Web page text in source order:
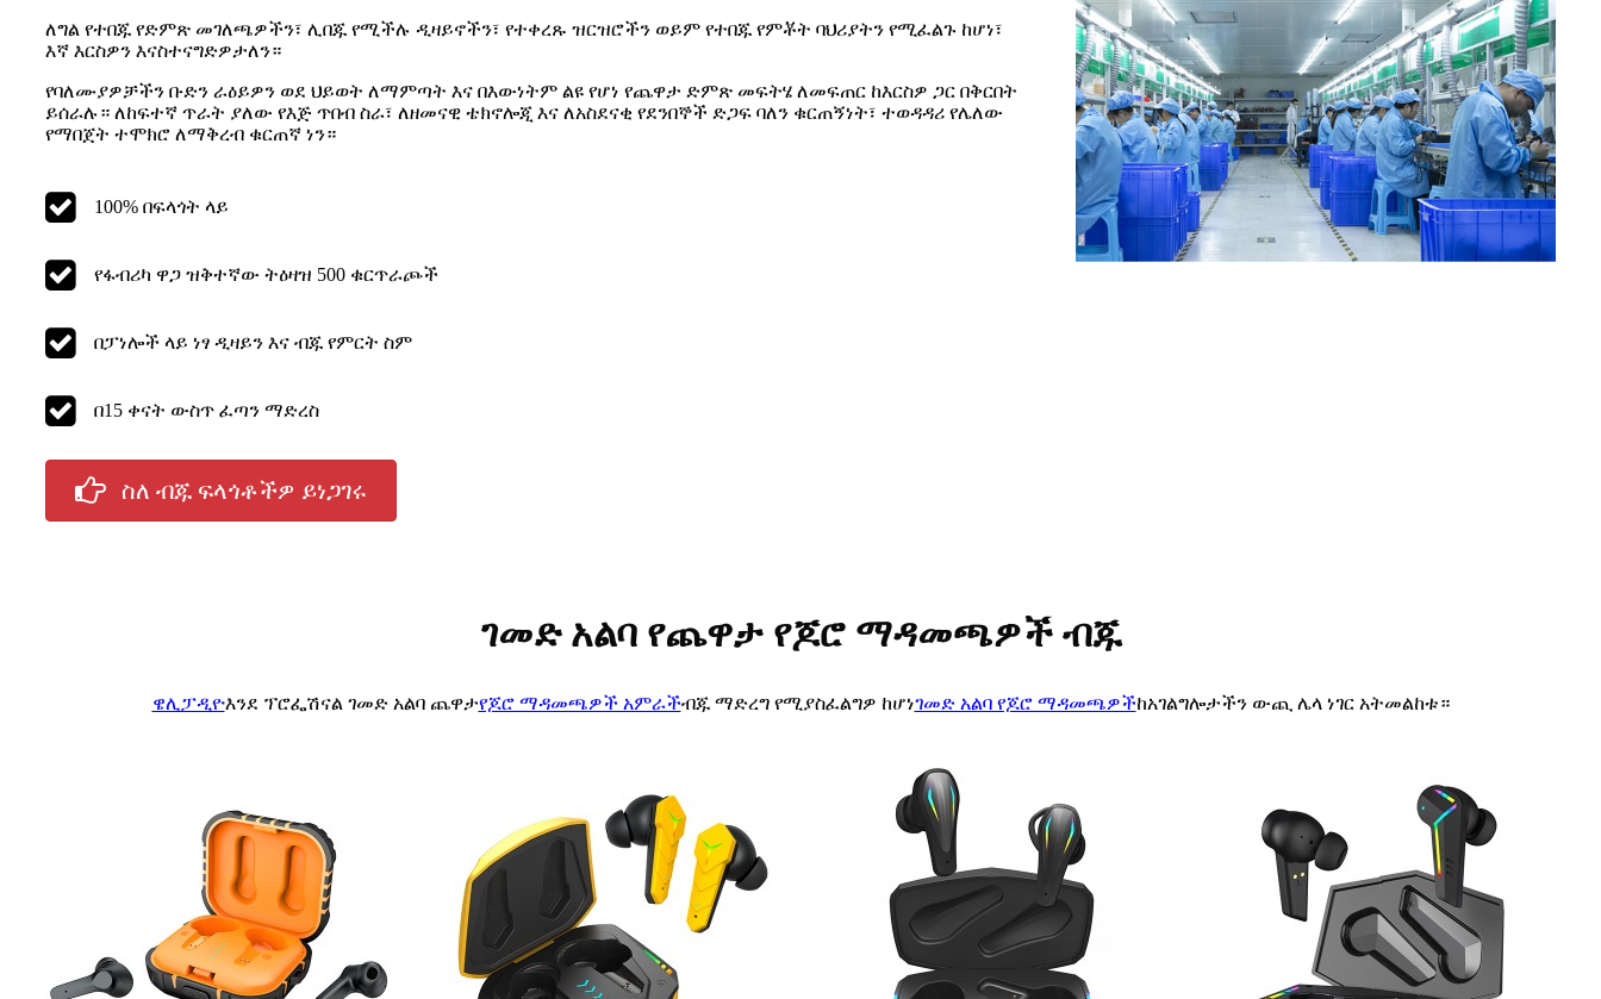
ለግል የተበጁ የድምጽ መገለጫዎችን፣ ሊበጁ የሚችሉ ዲዛይኖችን፣ የተቀረጹ ዝርዝሮችን ወይም የተበጁ የምቾት ባህሪያትን የሚፈልጉ ከሆነ፣
እኛ እርስዎን እናስተናግድዎታለን።
የባለሙያዎቻችን ቡድን ራዕይዎን ወደ ህይወት ለማምጣት እና በእውነትም ልዩ የሆነ የጨዋታ ድምጽ መፍትሄ ለመፍጠር ከእርስዎ ጋር በቅርበት
ይሰራሉ። ለከፍተኛ ጥራት ያለው የእጅ ጥበብ ስራ፣ ለዘመናዊ ቴክኖሎጂ እና ለአስደናቂ የደንበኞች ድጋፍ ባለን ቁርጠኝነት፣ ተወዳዳሪ የሌለው
የማበጀት ተሞክሮ ለማቅረብ ቁርጠኛ ነን።
100% በፍላጎት ላይ
የፋብሪካ ዋጋ ዝቅተኛው ትዕዛዝ 500 ቁርጥራጮች
በፓነሎች ላይ ነፃ ዲዛይን እና ብጁ የምርት ስም
በ15 ቀናት ውስጥ ፈጣን ማድረስ
ስለ ብጁ ፍላጎቶችዎ ይነጋገሩ
ገመድ አልባ የጨዋታ የጆሮ ማዳመጫዎች ብጁ
ዌሊፓዲዮእንደ ፕሮፌሽናል ገመድ አልባ ጨዋታየጆሮ ማዳመጫዎች አምራችብጁ ማድረግ የሚያስፈልግዎ ከሆነገመድ አልባ የጆሮ ማዳመጫዎችከአገልግሎታችን ውጪ ሌላ ነገር አትመልከቱ።